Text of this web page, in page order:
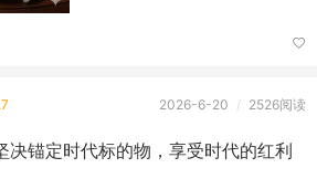
2026-6-20 / 2526阅读
决锚定时代标的物，享受时代的红利